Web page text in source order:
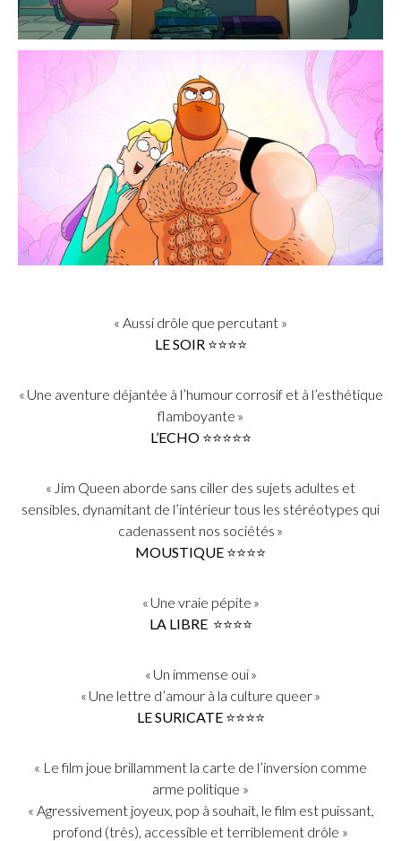
« Aussi drôle que percutant »
LE SOIR ⭐️⭐️⭐️⭐️
« Une aventure déjantée à l’humour corrosif et à l’esthétique
flamboyante »
L’ECHO ⭐️⭐️⭐️⭐️⭐️
« Jim Queen aborde sans ciller des sujets adultes et
sensibles, dynamitant de l’intérieur tous les stéréotypes qui
cadenassent nos sociétés »
MOUSTIQUE ⭐️⭐️⭐️⭐️
« Une vraie pépite »
LA LIBRE ⭐️⭐️⭐️⭐️
« Un immense oui »
« Une lettre d’amour à la culture queer »
LE SURICATE ⭐️⭐️⭐️⭐️
« Le film joue brillamment la carte de l’inversion comme
arme politique »
« Agressivement joyeux, pop à souhait, le film est puissant,
profond (très), accessible et terriblement drôle »